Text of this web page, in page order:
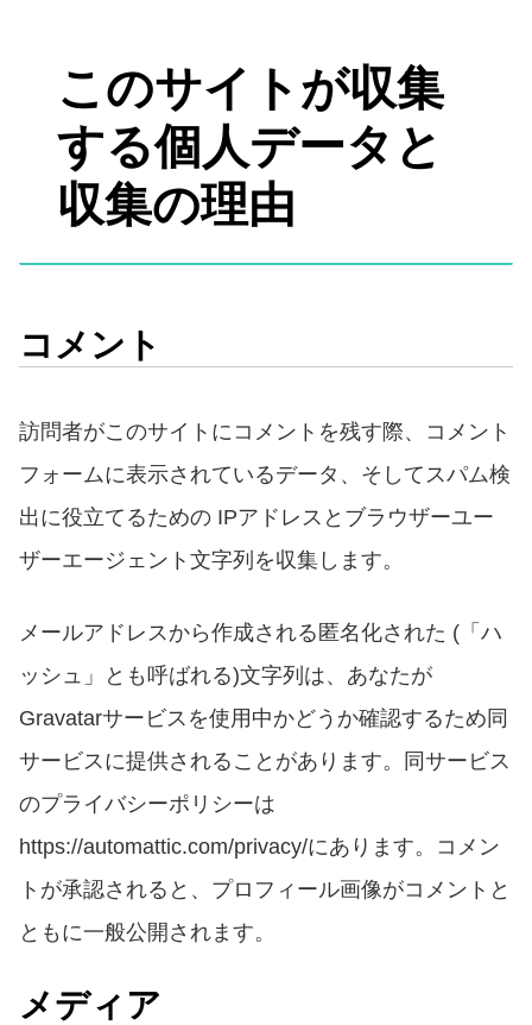
このサイトが収集
する個人データと
収集の理由
コメント
訪問者がこのサイトにコメントを残す際、コメント
フォームに表示されているデータ、そしてスパム検
出に役立てるための IPアドレスとブラウザーユー
ザーエージェント文字列を収集します。
メールアドレスから作成される匿名化された ( 「ハ
ッシュ」とも呼ばれる)文字列は、あなたが
Gravatarサービスを使用中かどうか確認するため同
サービスに提供されることがあります。同サービス
のプライバシーポリシーは
https://automattic.com/privacy/にあります。コメン
トが承認されると、プロフィール画像がコメントと
ともに一般公開されます。
メディア